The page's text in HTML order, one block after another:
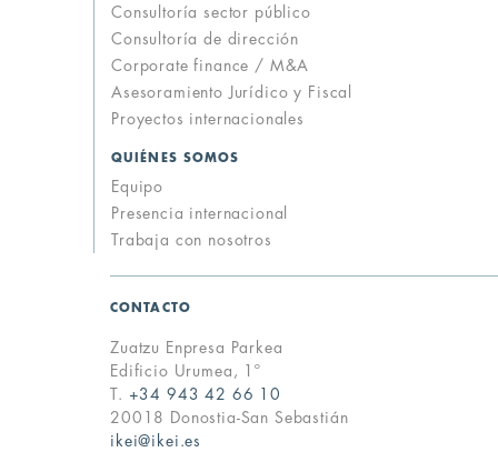
Consultoría sector público
Consultoría de dirección
Corporate finance / M&A
Asesoramiento Jurídico y Fiscal
Proyectos internacionales
QUIÉNES SOMOS
Equipo
Presencia internacional
Trabaja con nosotros
CONTACTO
Zuatzu Enpresa Parkea
Edificio Urumea, 1º
T. +34 943 42 66 10
20018 Donostia-San Sebastián
ikei@ikei.es